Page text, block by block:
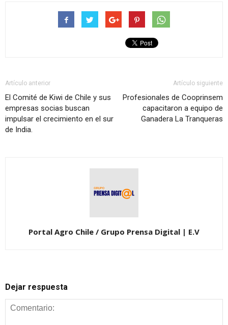
Artículo anterior
El Comité de Kiwi de Chile y sus
empresas socias buscan
impulsar el crecimiento en el sur
de India.
Artículo siguiente
Profesionales de Cooprinsem
capacitaron a equipo de
Ganadera La Tranqueras
Portal Agro Chile / Grupo Prensa Digital | E.V
Dejar respuesta